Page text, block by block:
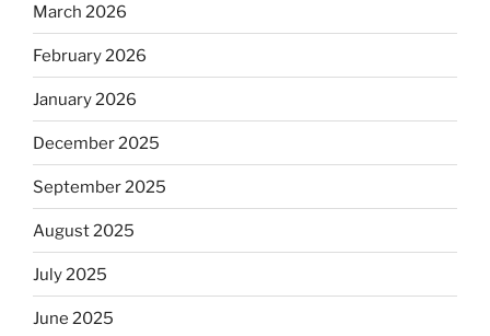
March 2026
February 2026
January 2026
December 2025
September 2025
August 2025
July 2025
June 2025